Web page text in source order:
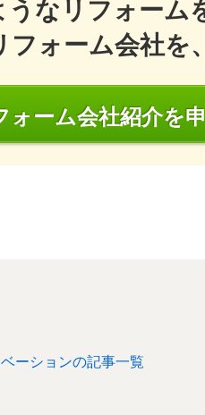
うなリフォーム
フォーム会社を
ォーム会社紹介を
ベーションの記事一覧